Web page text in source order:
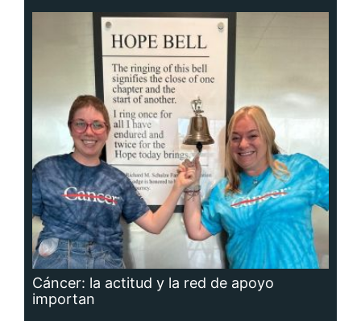
Cáncer: la actitud y la red de apoyo
importan